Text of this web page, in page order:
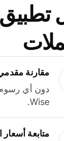
مقارنة
دون أي
Wise.
متابعة